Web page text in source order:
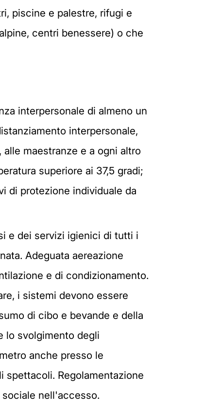
piscine e palestre, rifugi e
centri benessere) o che
interpersonale di almeno un
interpersonale,
maestranze e a ogni altro
superiore ai 37,5 gradi;
di protezione individuale da
e dei servizi igienici di tutti i
Adeguata aereazione
e di condizionamento.
i sistemi devono essere
di cibo e bevande e della
lo svolgimento degli
anche presso le
Regolamentazione
nell'accesso.